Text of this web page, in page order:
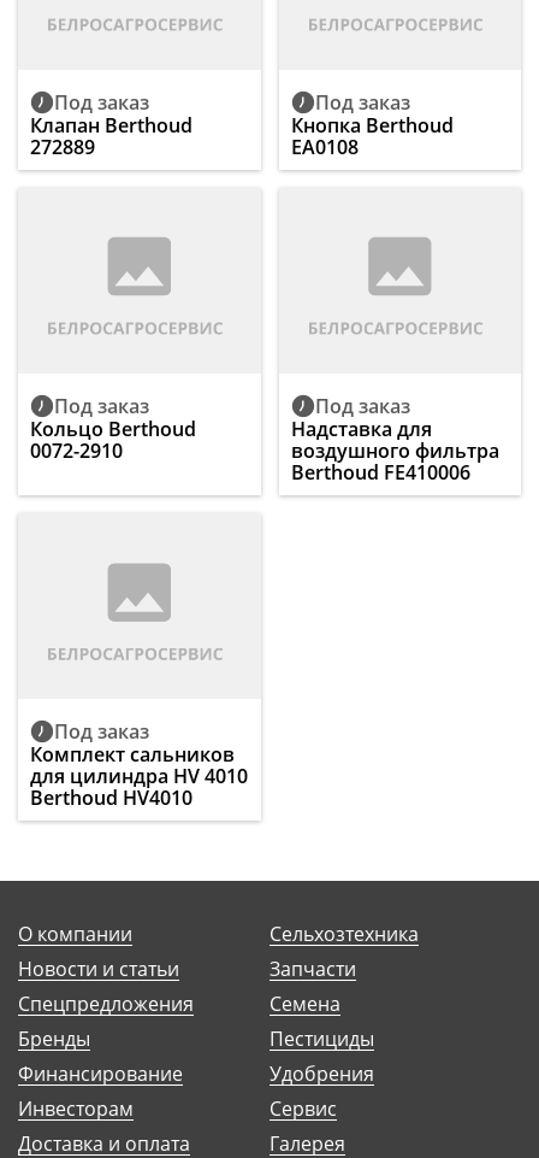
Под заказ
Клапан Berthoud
272889
Под заказ
Кнопка Berthoud
EA0108
Под заказ
Кольцо Berthoud
0072-2910
Под заказ
Надставка для
воздушного фильтра
Berthoud FE410006
Под заказ
Комплект сальников
для цилиндра HV 4010
Berthoud HV4010
О компании
Новости и статьи
Спецпредложения
Бренды
Финансирование
Инвесторам
Доставка и оплата
Сельхозтехника
Запчасти
Семена
Пестициды
Удобрения
Сервис
Галерея